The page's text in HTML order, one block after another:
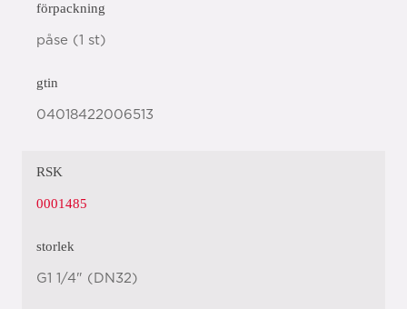
förpackning
påse (1 st)
gtin
04018422006513
RSK
0001485
storlek
G1 1/4" (DN32)